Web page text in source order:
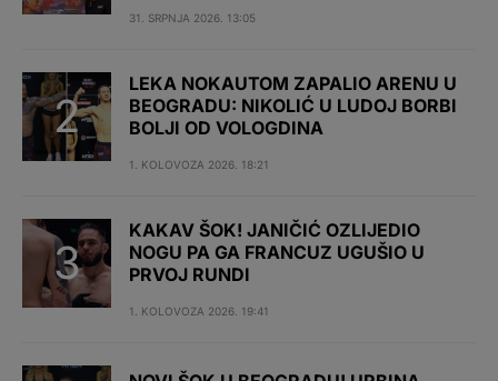
31. SRPNJA 2026. 13:05
LEKA NOKAUTOM ZAPALIO ARENU U
BEOGRADU: NIKOLIĆ U LUDOJ BORBI
BOLJI OD VOLOGDINA
1. KOLOVOZA 2026. 18:21
KAKAV ŠOK! JANIČIĆ OZLIJEDIO
NOGU PA GA FRANCUZ UGUŠIO U
PRVOJ RUNDI
1. KOLOVOZA 2026. 19:41